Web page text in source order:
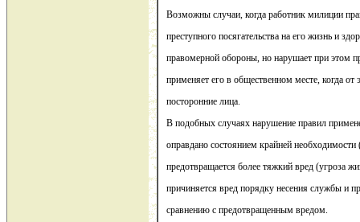
Возможны случаи, когда работник милиции
преступного посягательства на его жизнь и
правомерной обороны, но нарушает при этом
применяет его в общественном месте, когда от
посторонние лица.
В подобных случаях нарушение правил
оправдано состоянием крайней необходимости
предотвращается более тяжкий вред (угроза
причиняется вред порядку несения службы и
сравнению с предотвращенным вредом.